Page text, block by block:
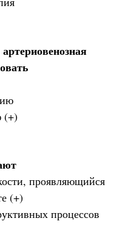
(+)
проявляющийся
(+)
процессов